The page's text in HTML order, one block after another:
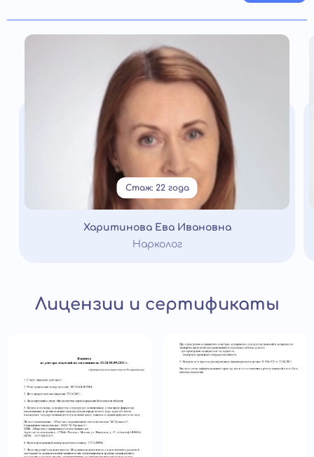
Стаж: 22 года
Харитинова Ева Ивановна
Нарколог
Лицензии и сертификаты